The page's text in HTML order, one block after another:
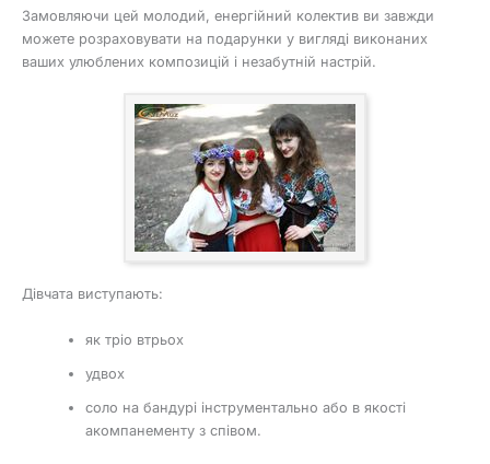
Замовляючи цей молодий, енергійний колектив ви завжди
можете розраховувати на подарунки у вигляді виконаних
ваших улюблених композицій і незабутній настрій.
Дівчата виступають:
як тріо втрьох
удвох
соло на бандурі інструментально або в якості
акомпанементу з співом.